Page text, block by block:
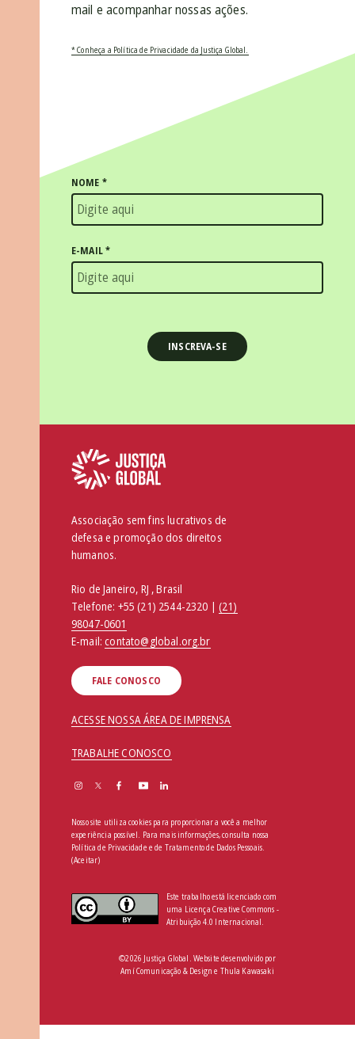
mail e acompanhar nossas ações.
* Conheça a Política de Privacidade da Justiça Global.
NOME *
E-MAIL*
Associação sem fins lucrativos de
defesa e promoção dos direitos
humanos.
Rio de Janeiro, RJ , Brasil
Telefone: +55 (21) 2544-2320 | (21)
98047-0601
E-mail:contato@global.org.br
FALE CONOSCO
ACESSE NOSSA ÁREA DE IMPRENSA
TRABALHE CONOSCO
Nosso site utiliza cookies para proporcionar a você a melhor
experiência possível. Para mais informações, consulta nossa
Política de Privacidade e de Tratamento de Dados Pessoais
(Aceitar)
Este trabalho está licenciado com
uma Licença Creative Commons -
Atribuição 4.0 Internacional.
©2026 Justiça Global. Website desenvolvido por
Amí Comunicação & Design e Thula Kawasaki